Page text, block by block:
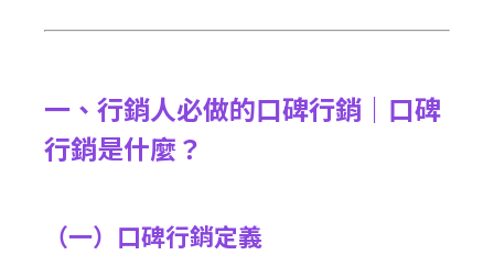
一、行銷人必做的口碑行銷｜口碑
行銷是什麼？
（一）口碑行銷定義